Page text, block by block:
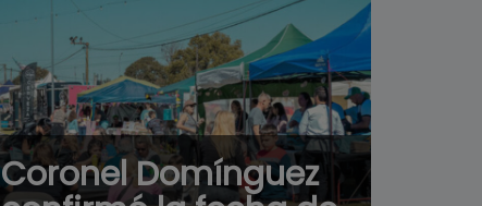
Coronel Domínguez